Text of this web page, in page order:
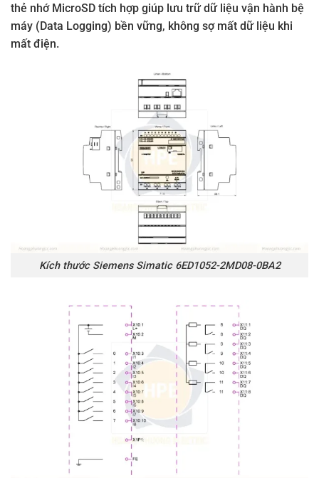
thẻ nhớ MicroSD tích hợp giúp lưu trữ dữ liệu vận hành bệ
máy (Data Logging) bền vững, không sợ mất dữ liệu khi
mất điện.
Kích thước Siemens Simatic 6ED1052-2MD08-0BA2